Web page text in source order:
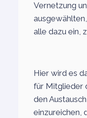
Vernetzung
alle dazu ein,
Hier wird es
für Mitglieder
den
einzureichen,